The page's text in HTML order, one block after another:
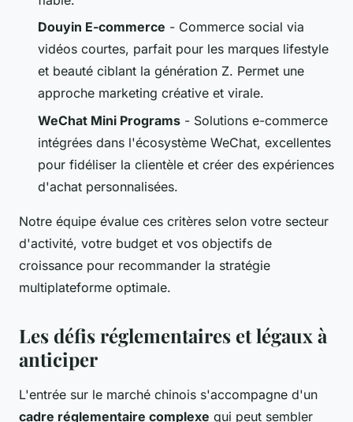
Douyin E-commerce - Commerce social via
vidéos courtes, parfait pour les marques lifestyle
et beauté ciblant la génération Z. Permet une
approche marketing créative et virale.
WeChat Mini Programs - Solutions e-commerce
intégrées dans l'écosystème WeChat, excellentes
pour fidéliser la clientèle et créer des expériences
d'achat personnalisées.
Notre équipe évalue ces critères selon votre secteur
d'activité, votre budget et vos objectifs de
croissance pour recommander la stratégie
multiplateforme optimale.
Les défis réglementaires et légaux à
anticiper
L'entrée sur le marché chinois s'accompagne d'un
cadre réglementaire complexe qui peut sembler